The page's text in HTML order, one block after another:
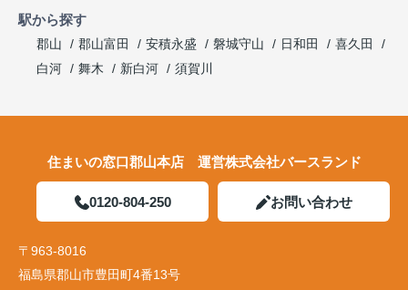
駅から探す
郡山
郡山富田 安積永盛 磐城守山 日和田
喜久田
白河
舞木 新白河 須賀川
住まいの窓口郡山本店 運営株式会社バースランド
0120-804-250 お問い合わせ
〒963-8016
福島県郡山市豊田町4番13号